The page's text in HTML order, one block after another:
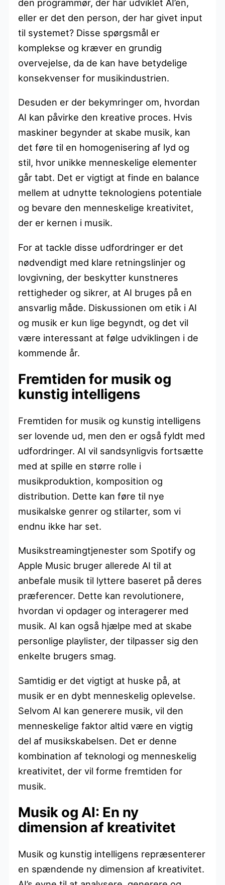
den programmør, der har udviklet AI’en,
eller er det den person, der har givet input
til systemet? Disse spørgsmål er
komplekse og kræver en grundig
overvejelse, da de kan have betydelige
konsekvenser for musikindustrien.
Desuden er der bekymringer om, hvordan
AI kan påvirke den kreative proces. Hvis
maskiner begynder at skabe musik, kan
det føre til en homogenisering af lyd og
stil, hvor unikke menneskelige elementer
går tabt. Det er vigtigt at finde en balance
mellem at udnytte teknologiens potentiale
og bevare den menneskelige kreativitet,
der er kernen i musik.
For at tackle disse udfordringer er det
nødvendigt med klare retningslinjer og
lovgivning, der beskytter kunstneres
rettigheder og sikrer, at AI bruges på en
ansvarlig måde. Diskussionen om etik i AI
og musik er kun lige begyndt, og det vil
være interessant at følge udviklingen i de
kommende år.
Fremtiden for musik og
kunstig intelligens
Fremtiden for musik og kunstig intelligens
ser lovende ud, men den er også fyldt med
udfordringer. AI vil sandsynligvis fortsætte
med at spille en større rolle i
musikproduktion, komposition og
distribution. Dette kan føre til nye
musikalske genrer og stilarter, som vi
endnu ikke har set.
Musikstreamingtjenester som Spotify og
Apple Music bruger allerede AI til at
anbefale musik til lyttere baseret på deres
præferencer. Dette kan revolutionere,
hvordan vi opdager og interagerer med
musik. AI kan også hjælpe med at skabe
personlige playlister, der tilpasser sig den
enkelte brugers smag.
Samtidig er det vigtigt at huske på, at
musik er en dybt menneskelig oplevelse.
Selvom AI kan generere musik, vil den
menneskelige faktor altid være en vigtig
del af musikskabelsen. Det er denne
kombination af teknologi og menneskelig
kreativitet, der vil forme fremtiden for
musik.
Musik og AI: En ny
dimension af kreativitet
Musik og kunstig intelligens repræsenterer
en spændende ny dimension af kreativitet.